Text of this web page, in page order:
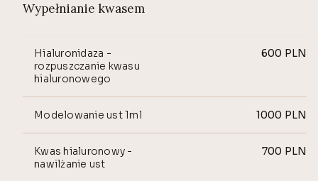
Wypełnianie kwasem
Hialuronidaza -
rozpuszczanie kwasu
hialuronowego
600 PLN
Modelowanie ust 1ml 1000 PLN
Kwas hialuronowy -
nawilżanie ust
700 PLN